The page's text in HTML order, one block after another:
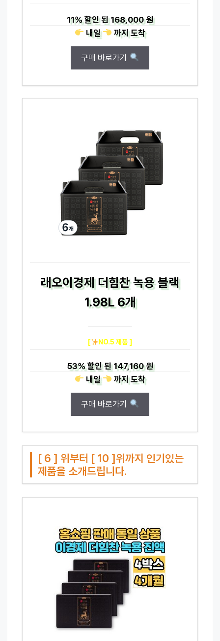
11%할인 된168,000 원
내일
까지도착
구매 바로가기
래오이경제 더힘찬 녹용 블랙
1.98L 6개
[ NO.5 제품 ]
53%할인 된147,160 원
내일
까지도착
구매 바로가기
[ 6 ] 위부터 [ 10 ]위까지 인기있는
제품을 소개드립니다.